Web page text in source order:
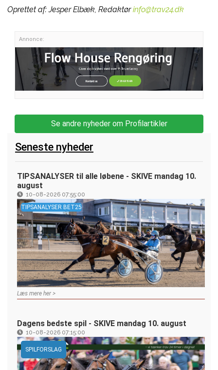
Oprettet af:Jesper Elbæk, Redaktør info@trav24.dk
Annonce:
Se andre nyheder om Profilartikler
Seneste nyheder
TIPSANALYSER til alle løbene - SKIVE mandag 10.
august
10-08-2026 07:55:00
TIPSANALYSER BET25
Læs mere her >
Dagens bedste spil - SKIVE mandag 10. august
10-08-2026 07:15:00
SPILFORSLAG